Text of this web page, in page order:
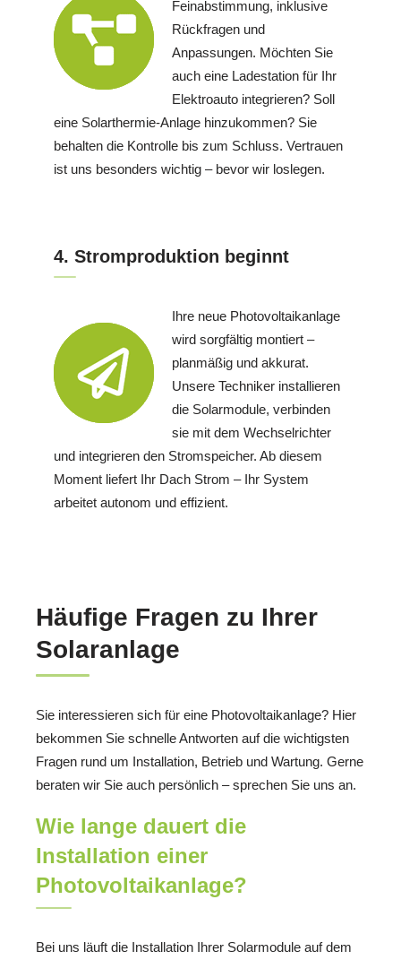
Feinabstimmung, inklusive
Rückfragen und
Anpassungen. Möchten Sie
auch eine Ladestation für Ihr
Elektroauto integrieren? Soll
eine Solarthermie-Anlage hinzukommen? Sie
behalten die Kontrolle bis zum Schluss. Vertrauen
ist uns besonders wichtig – bevor wir loslegen.
4. Stromproduktion beginnt
Ihre neue Photovoltaikanlage
wird sorgfältig montiert –
planmäßig und akkurat.
Unsere Techniker installieren
die Solarmodule, verbinden
sie mit dem Wechselrichter
und integrieren den Stromspeicher. Ab diesem
Moment liefert Ihr Dach Strom – Ihr System
arbeitet autonom und effizient.
Häufige Fragen zu Ihrer
Solaranlage
Sie interessieren sich für eine Photovoltaikanlage? Hier
bekommen Sie schnelle Antworten auf die wichtigsten
Fragen rund um Installation, Betrieb und Wartung. Gerne
beraten wir Sie auch persönlich – sprechen Sie uns an.
Wie lange dauert die
Installation einer
Photovoltaikanlage?
Bei uns läuft die Installation Ihrer Solarmodule auf dem